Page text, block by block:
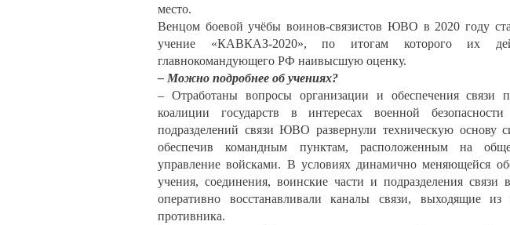
место.
Венцом боевой учёбы воинов-связистов ЮВО в 2020 году
учение «КАВКАЗ-2020», по итогам которого их
главнокомандующего РФ наивысшую оценку.
– Можно подробнее об учениях?
– Отработаны вопросы организации и обеспечения связи
коалиции государств в интересах военной
подразделений связи ЮВО развернули техническую основу
обеспечив командным пунктам, расположенным на
управление войсками. В условиях динамично меняющейся
учения, соединения, воинские части и подразделения связи
оперативно восстанавливали каналы связи, выходящие из
противника.